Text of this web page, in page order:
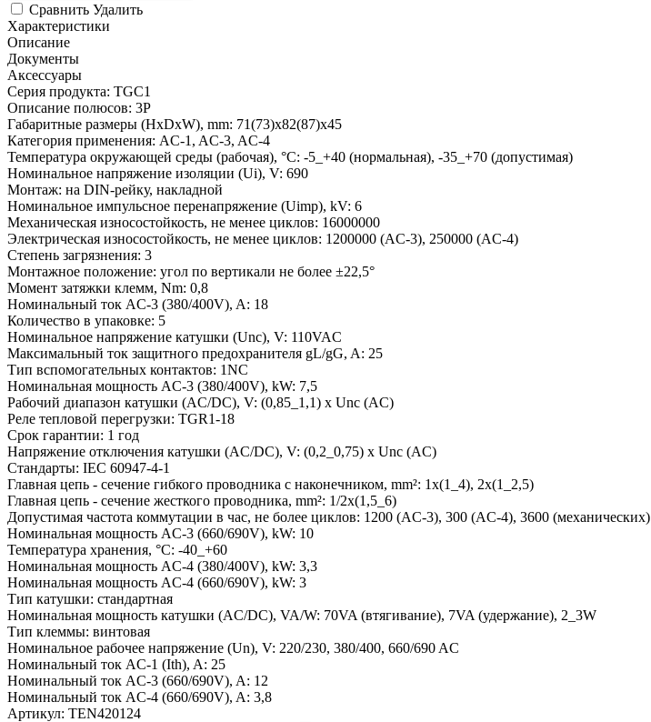
Сравнить Удалить
Характеристики
Описание
Документы
Аксессуары
Серия продукта: TGC1
Описание полюсов: 3P
Габаритные размеры (HxDxW), mm: 71(73)x82(87)x45
Категория применения: AC-1, AC-3, AC-4
Температура окружающей среды (рабочая), °С: -5_+40 (нормальная), -35_+70 (допустимая)
Номинальное напряжение изоляции (Ui), V: 690
Монтаж: на DIN-рейку, накладной
Номинальное импульсное перенапряжение (Uimp), kV: 6
Механическая износостойкость, не менее циклов: 16000000
Электрическая износостойкость, не менее циклов: 1200000 (AC-3), 250000 (AC-4)
Степень загрязнения: 3
Монтажное положение: угол по вертикали не более ±22,5°
Момент затяжки клемм, Nm: 0,8
Номинальный ток AC-3 (380/400V), A: 18
Количество в упаковке: 5
Номинальное напряжение катушки (Unc), V: 110VAC
Максимальный ток защитного предохранителя gL/gG, A: 25
Тип вспомогательных контактов: 1NC
Номинальная мощность AC-3 (380/400V), kW: 7,5
Рабочий диапазон катушки (AC/DC), V: (0,85_1,1) x Unc (AC)
Реле тепловой перегрузки: TGR1-18
Срок гарантии: 1 год
Напряжение отключения катушки (AC/DC), V: (0,2_0,75) x Unc (AC)
Стандарты: IEC 60947-4-1
Главная цепь - сечение гибкого проводника с наконечником, mm²: 1x(1_4), 2x(1_2,5)
Главная цепь - сечение жесткого проводника, mm²: 1/2x(1,5_6)
Допустимая частота коммутации в час, не более циклов: 1200 (AC-3), 300 (AC-4), 3600 (механических)
Номинальная мощность AC-3 (660/690V), kW: 10
Температура хранения, °С: -40_+60
Номинальная мощность AC-4 (380/400V), kW: 3,3
Номинальная мощность AC-4 (660/690V), kW: 3
Тип катушки: стандартная
Номинальная мощность катушки (AC/DC), VA/W: 70VA (втягивание), 7VA (удержание), 2_3W
Тип клеммы: винтовая
Номинальное рабочее напряжение (Un), V: 220/230, 380/400, 660/690 AC
Номинальный ток AC-1 (Ith), A: 25
Номинальный ток AC-3 (660/690V), A: 12
Номинальный ток AC-4 (660/690V), A: 3,8
Артикул: TEN420124